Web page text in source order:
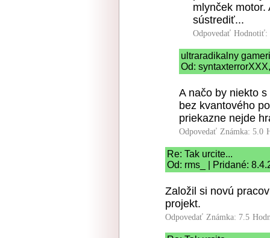
mlynček motor.
sústrediť...
Odpovedať Hodnotiť:
ultraradikalny
Od:
A načo by niekto
bez kvantového
priekazne nejde
Odpovedať Známka: 5.0
Re: Tak urcite...
Od: rms_ | Pridané:
Založil si novú
projekt.
Odpovedať Známka: 7.5